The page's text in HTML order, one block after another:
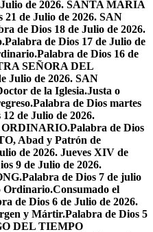
de 2026. SANTA MARÍA
21 de Julio de 2026. SAN
de Dios 18 de Julio de 2026.
Palabra de Dios 17 de Julio de
Palabra de Dios 16 de
SEÑORA DEL
Julio de 2026. SAN
de la Iglesia.Justa o
Palabra de Dios martes
de Julio de 2026.
Palabra de Dios
Abad y Patrón de
de 2026. Jueves XIV de
9 de Julio de 2026.
Palabra de Dios 7 de julio
Ordinario.Consumado el
de Dios 6 de Julio de 2026.
y Mártir.Palabra de Dios 5
DEL TIEMPO